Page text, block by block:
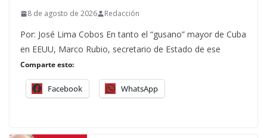
8 de agosto de 2026 Redacción
Por: José Lima Cobos En tanto el “gusano” mayor de Cuba
en EEUU, Marco Rubio, secretario de Estado de ese
Comparte esto:
Facebook WhatsApp